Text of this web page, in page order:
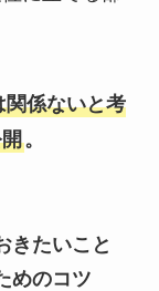
係ないと考
。
きたいこと
めのコツ